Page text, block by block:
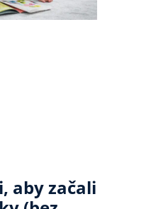
aby začali